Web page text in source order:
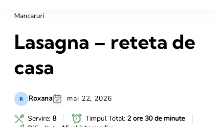
Mancaruri
Lasagna – reteta de
casa
Roxana mai 22, 2026
Servire: 8 Timpul Total: 2 ore 30 de minute